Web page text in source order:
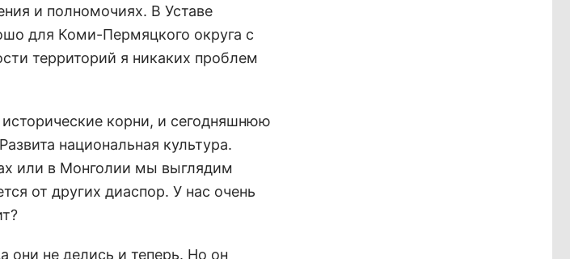
и полномочиях. В Уставе
для Коми-Пермяцкого округа с
территорий я никаких проблем
корни, и сегодняшнюю
национальная культура.
или в Монголии мы выглядим
от других диаспор. У нас очень
не делись и теперь. Но он